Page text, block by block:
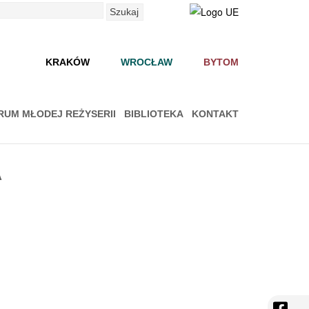
Szukaj
KRAKÓW WROCŁAW BYTOM
MŁODEJ REŻYSERII BIBLIOTEKA KONTAKT